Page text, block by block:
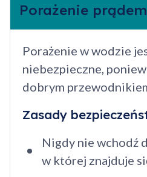
Porażenie
Porażenie w wodzie
niebezpieczne,
dobrym
Zasady
Nigdy nie wchodź
w której znajduje